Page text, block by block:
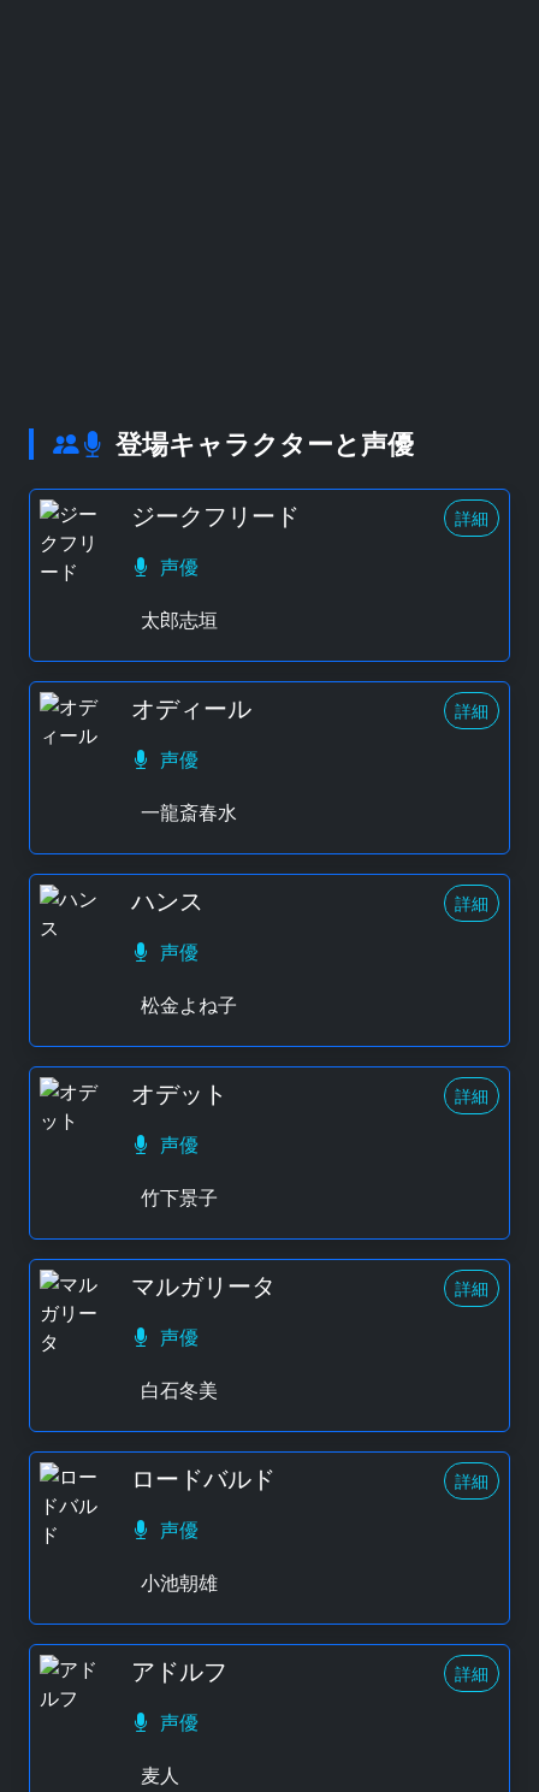
登場キャラクターと声優
ジークフリード 詳細
声優
太郎志垣
オディール 詳細
声優
一龍斎春水
ハンス 詳細
声優
松金よね子
オデット 詳細
声優
竹下景子
マルガリータ 詳細
声優
白石冬美
ロードバルド 詳細
声優
小池朝雄
アドルフ 詳細
声優
麦人